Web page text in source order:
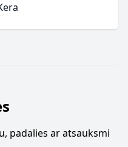
padalies ar atsauksmi